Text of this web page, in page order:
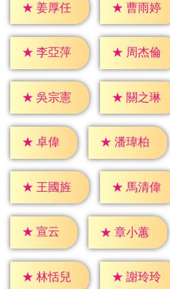
★ 姜厚任 ★ 曹雨婷
★ 李亞萍 ★ 周杰倫
★ 吳宗憲 ★ 關之琳
★ 卓偉 ★ 潘瑋柏
★ 王國旌 ★ 馬清偉
★ 宣云 ★ 章小蕙
★ 林恬兒 ★ 謝玲玲